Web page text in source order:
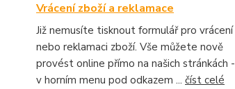
Vrácení zboží a reklamace
Již nemusíte tisknout formulář pro vrácení
nebo reklamaci zboží. Vše můžete nově
provést online přímo na našich stránkách -
v horním menu pod odkazem ... číst celé